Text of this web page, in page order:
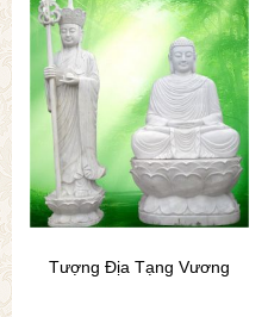
Tượng Địa Tạng Vương